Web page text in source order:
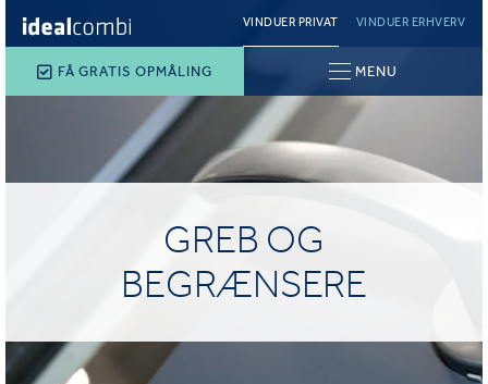
VINDUER PRIVAT VINDUER ERHVERV
FÅ GRATIS OPMÅLING MENU
GREB OG
BEGRÆNSERE